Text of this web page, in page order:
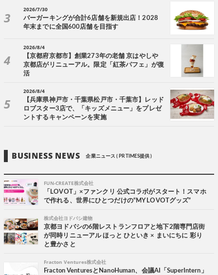
2026/7/30
バーガーキングが合計6店舗を新規出店！2028
年末までに全国600店舗を目指す
2026/8/4
【京都府京都市】創業273年の老舗 京はやしや
京都店がリニューアル。限定「紅茶パフェ」が復
活
2026/8/4
【兵庫県神戸市・千葉県松戸市・千葉市】レッド
ロブスター3店で、「キッズメニュー」をプレゼ
ントするキャンペーンを実施
BUSINESS NEWS 企業ニュース ( PR TIMES提供 )
FUN-CREATE株式会社
「LOVOT」×ファンクリ 公式コラボがスタート！スマホ
で作れる、世界にひとつだけの“MY LOVOTグッズ”
株式会社ヨドバシ建物
京都ヨドバシの6階レストランフロアと地下2階専門店街
が同時リニューアル ほっと ひといき × まいにちに 彩り
と豊かさと
Fracton Ventures株式会社
Fracton VenturesとNanoHuman、会議AI「SuperIntern」